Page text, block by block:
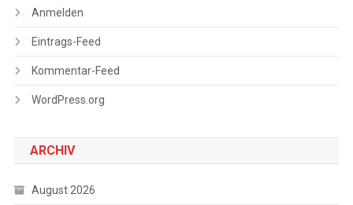
Anmelden
Eintrags-Feed
Kommentar-Feed
WordPress.org
ARCHIV
August 2026